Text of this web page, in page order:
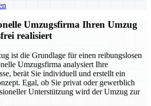
Umzugsfirma Ihren Umzug
realisiert
ist die Grundlage für einen reibungslosen
Umzugsfirma analysiert Ihre
berät Sie individuell und erstellt ein
Egal, ob Sie privat oder gewerblich
Unterstützung wird der Umzug zur